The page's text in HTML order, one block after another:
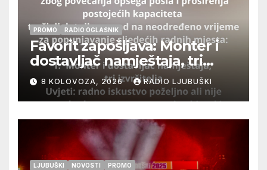
PROMO RADIO OGLASNIK
Favorit zapošljava: Monter i
dostavljač namještaja, tri
izvršitelja
8 KOLOVOZA, 2026 RADIO LJUBUŠKI
LJUBUŠKI NOVOSTI PROMO